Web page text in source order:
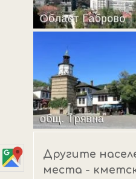
Другите
места -